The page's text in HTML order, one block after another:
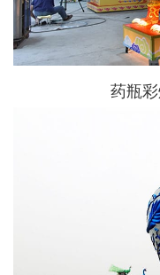
药瓶